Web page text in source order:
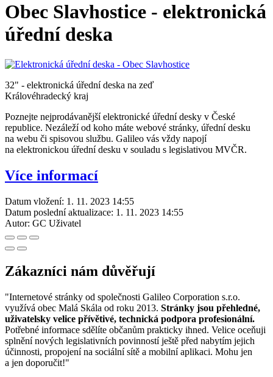
Obec Slavhostice - elektronická
úřední deska
32" - elektronická úřední deska na zeď
Královéhradecký kraj
Poznejte nejprodávanější elektronické úřední desky v České
republice. Nezáleží od koho máte webové stránky, úřední desku
na webu či spisovou službu. Galileo vás vždy napojí
na elektronickou úřední desku v souladu s legislativou MVČR.
Více informací
Datum vložení: 1. 11. 2023 14:55
Datum poslední aktualizace: 1. 11. 2023 14:55
Autor: GC Uživatel
Zákazníci nám důvěřují
"Internetové stránky od společnosti Galileo Corporation s.r.o.
využívá obec Malá Skála od roku 2013. Stránky jsou přehledné,
uživatelsky velice přívětivé, technická podpora profesionální.
Potřebné informace sdělíte občanům prakticky ihned. Velice oceňuji
splnění nových legislativních povinností ještě před nabytím jejich
účinnosti, propojení na sociální sítě a mobilní aplikaci. Mohu jen
a jen doporučit!"